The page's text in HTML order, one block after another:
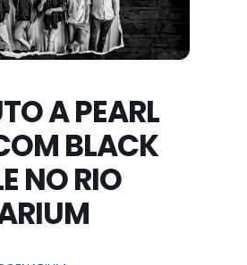
A PEARL
BLACK
NO RIO